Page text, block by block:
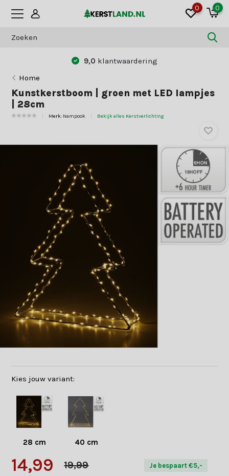
0 0
9,0 klantwaardering
Home
Kunstkerstboom | groen met LED lampjes
| 28cm
Merk: Nampook Bekijk alles Kerstverlichting
Kies jouw variant:
28 cm 40 cm
14,99 19,99 Je bespaart €5,-